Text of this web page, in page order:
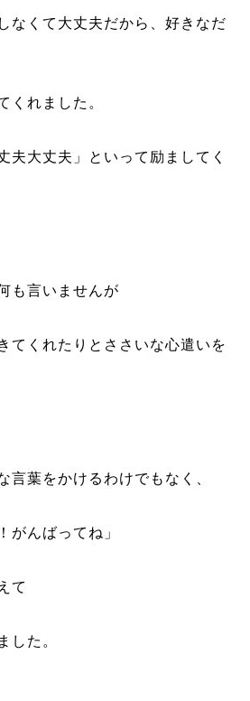
なくて大丈夫だから、好きなだ
くれました。
夫大丈夫」といって励ましてく
も言いませんが
てくれたりとささいな心遣いを
言葉をかけるわけでもなく、
がんばってね」
て
した。